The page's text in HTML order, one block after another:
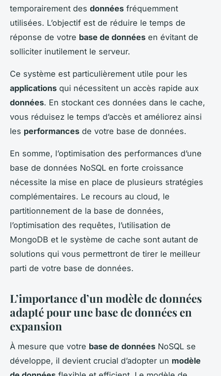
temporairement des données fréquemment
utilisées. L’objectif est de réduire le temps de
réponse de votre base de données en évitant de
solliciter inutilement le serveur.
Ce système est particulièrement utile pour les
applications qui nécessitent un accès rapide aux
données. En stockant ces données dans le cache,
vous réduisez le temps d’accès et améliorez ainsi
les performances de votre base de données.
En somme, l’optimisation des performances d’une
base de données NoSQL en forte croissance
nécessite la mise en place de plusieurs stratégies
complémentaires. Le recours au cloud, le
partitionnement de la base de données,
l’optimisation des requêtes, l’utilisation de
MongoDB et le système de cache sont autant de
solutions qui vous permettront de tirer le meilleur
parti de votre base de données.
L’importance d’unmodèle de données
adapté pour unebase de donnéesen
expansion
À mesure que votre base de données NoSQL se
développe, il devient crucial d’adopter un modèle